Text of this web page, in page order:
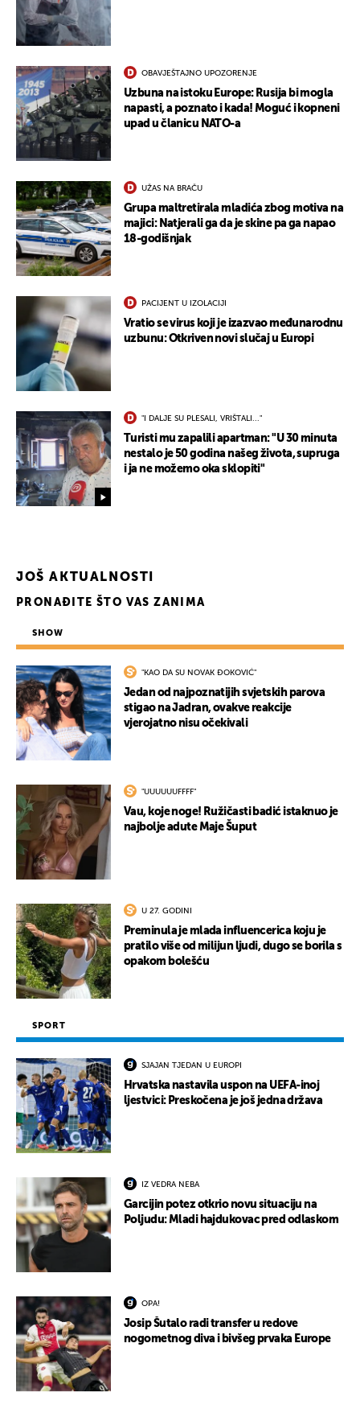
OBAVJEŠTAJNO UPOZORENJE
Uzbuna na istoku Europe: Rusija bi mogla
napasti, a poznato i kada! Moguć i kopneni
upad u članicu NATO-a
UŽAS NA BRAČU
Grupa maltretirala mladića zbog motiva na
majici: Natjerali ga da je skine pa ga napao
18-godišnjak
PACIJENT U IZOLACIJI
Vratio se virus koji je izazvao međunarodnu
uzbunu: Otkriven novi slučaj u Europi
"I DALJE SU PLESALI, VRIŠTALI..."
Turisti mu zapalili apartman: "U 30 minuta
nestalo je 50 godina našeg života, supruga
i ja ne možemo oka sklopiti"
JOŠ AKTUALNOSTI
PRONAĐITE ŠTO VAS ZANIMA
SHOW
"KAO DA SU NOVAK ĐOKOVIĆ"
Jedan od najpoznatijih svjetskih parova
stigao na Jadran, ovakve reakcije
vjerojatno nisu očekivali
"UUUUUUFFFF"
Vau, koje noge! Ružičasti badić istaknuo je
najbolje adute Maje Šuput
U 27. GODINI
Preminula je mlada influencerica koju je
pratilo više od milijun ljudi, dugo se borila s
opakom bolešću
SPORT
SJAJAN TJEDAN U EUROPI
Hrvatska nastavila uspon na UEFA-inoj
ljestvici: Preskočena je još jedna država
IZ VEDRA NEBA
Garcijin potez otkrio novu situaciju na
Poljudu: Mladi hajdukovac pred odlaskom
OPA!
Josip Šutalo radi transfer u redove
nogometnog diva i bivšeg prvaka Europe
UKLJUČITE NOTIFIKACIJE